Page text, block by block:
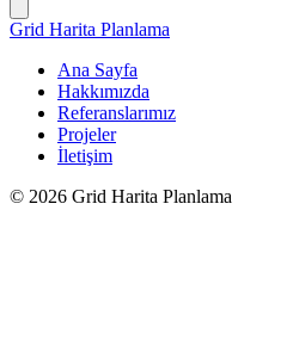
Grid Harita Planlama
Ana Sayfa
Hakkımızda
Referanslarımız
Projeler
İletişim
© 2026 Grid Harita Planlama